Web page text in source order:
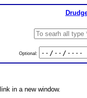
Optional:
in a new window.